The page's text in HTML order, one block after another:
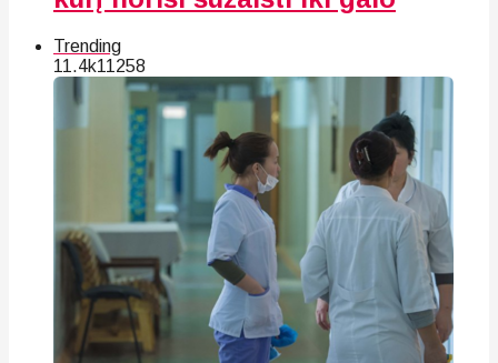
Trending
11.4k11258